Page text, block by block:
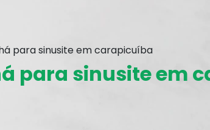
para sinusite em carapicuíba
para sinusite em